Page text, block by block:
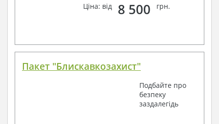
Ціна: від
8 500 грн.
Пакет "Блискавкозахист"
Подбайте про
безпеку
заздалегідь